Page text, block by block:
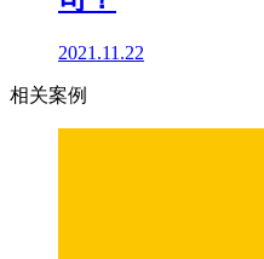
2021.11.22
相关案例